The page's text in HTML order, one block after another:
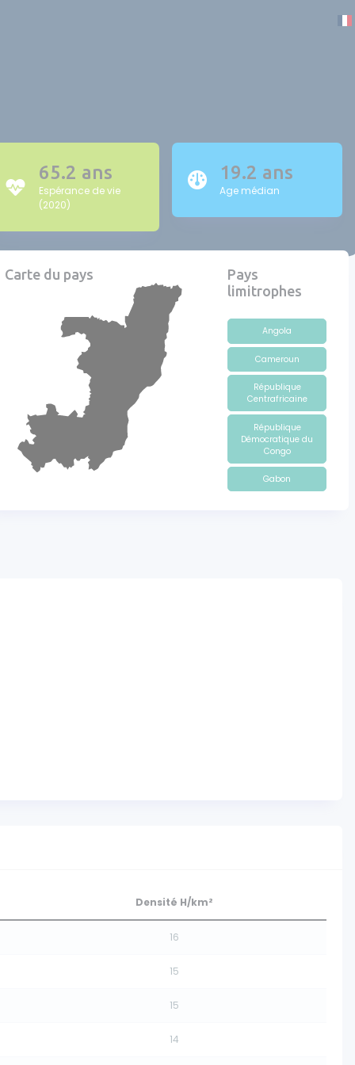
65.2 ans
Espérance de vie
(2020)
19.2 ans
Age médian
Carte du pays
Pays
limitrophes
Angola
Cameroun
République
Centrafricaine
République
Démocratique du
Congo
Gabon
Densité H/km²
16
15
15
14